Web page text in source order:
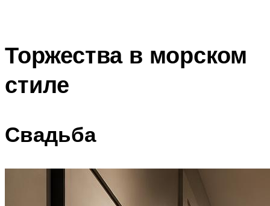
Торжества в морском
стиле
Свадьба